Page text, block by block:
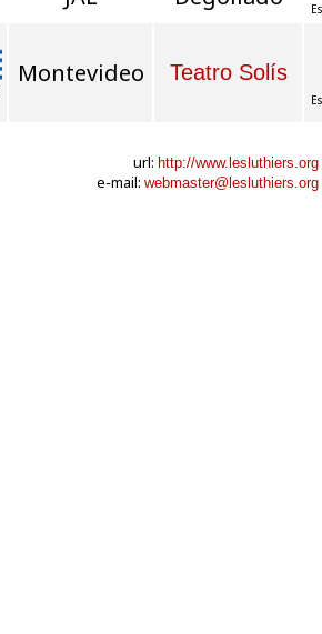
Montevideo Teatro Solís
url: http://www.lesluthiers.org
e-mail: webmaster@lesluthiers.org